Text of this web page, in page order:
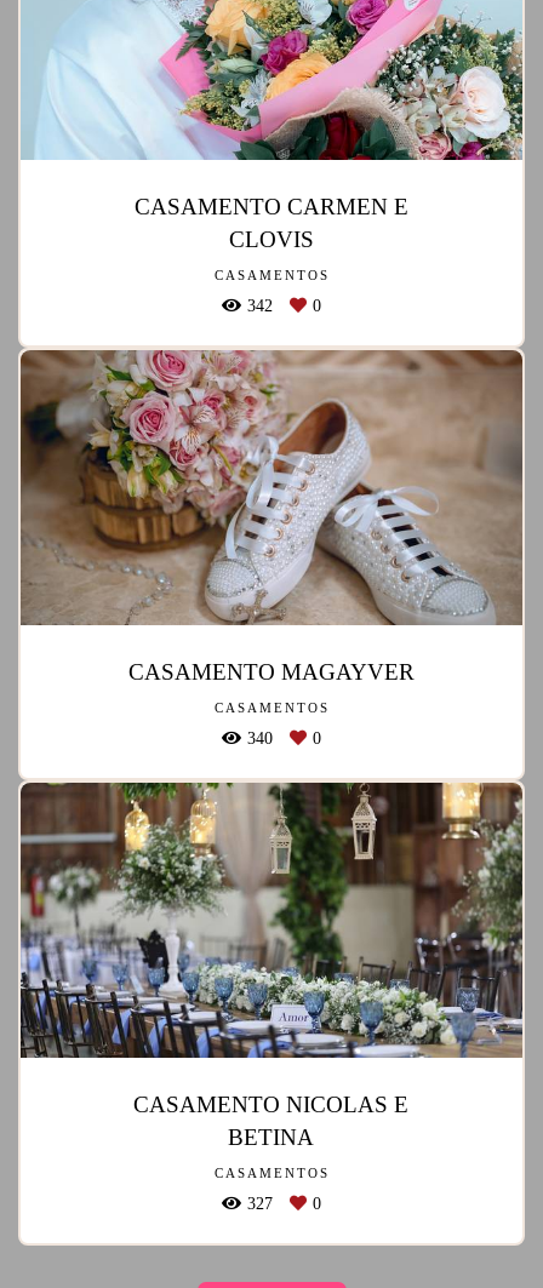
CASAMENTO CARMEN E
CLOVIS
CASAMENTOS
342 0
CASAMENTO MAGAYVER
CASAMENTOS
340 0
CASAMENTO NICOLAS E
BETINA
CASAMENTOS
327 0